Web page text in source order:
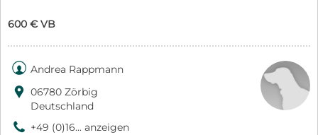
600 € VB
 Andrea Rappmann
 06780 Zörbig
Deutschland
9 +49 (0)16... anzeigen